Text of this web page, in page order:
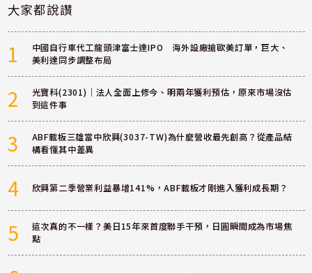
大家都說讚
1
中國自行車代工龍頭津富士達IPO 海外設廠搶歐美訂單，巨大、
美利達同步調整布局
2
光寶科(2301)｜法人全面上修今、明兩年獲利預估，原來市場沒估
到這件事
3
ABF載板三雄當中欣興(3037-TW)為什麼營收最先創高？從產品結
構看懂其中差異
4 欣興第二季營業利益暴增141%，ABF載板才剛進入獲利成長期？
5
這次真的不一樣？美日15年來首度聯手干預，日圓瞬間成為市場焦
點